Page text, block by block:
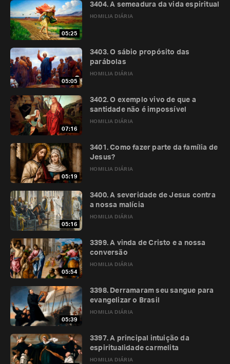
05:25
HOMILIA DIÁRIA
3404. A semeadura da vida espiritual
05:05
HOMILIA DIÁRIA
3403. O sábio propósito das
parábolas
07:16
HOMILIA DIÁRIA
3402. O exemplo vivo de que a
santidade não é impossível
05:19
HOMILIA DIÁRIA
3401. Como fazer parte da família de
Jesus?
05:16
HOMILIA DIÁRIA
3400. A severidade de Jesus contra
a nossa malícia
05:54
HOMILIA DIÁRIA
3399. A vinda de Cristo e a nossa
conversão
05:39
HOMILIA DIÁRIA
3398. Derramaram seu sangue para
evangelizar o Brasil
HOMILIA DIÁRIA
3397. A principal intuição da
espiritualidade carmelita